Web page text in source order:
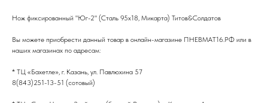
Нож фиксированный "Юг-2" (Сталь 95х18, Микарта) Титов&Солдатов
Вы можете приобрести данный товар в онлайн-магазине ПНЕВМАТ16.РФ или в
наших магазинах по адресам:
* ТЦ «Бахетле», г. Казань, ул. Павлюхина 57
8(843)251-13-51 (сотовый)